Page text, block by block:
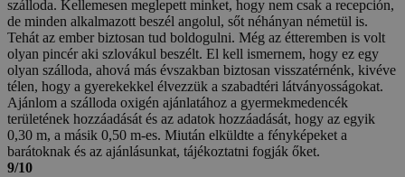
szálloda. Kellemesen meglepett minket, hogy nem csak a recepción,
de minden alkalmazott beszél angolul, sőt néhányan németül is.
Tehát az ember biztosan tud boldogulni. Még az étteremben is volt
olyan pincér aki szlovákul beszélt. El kell ismernem, hogy ez egy
olyan szálloda, ahová más évszakban biztosan visszatérnénk, kivéve
télen, hogy a gyerekekkel élvezzük a szabadtéri látványosságokat.
Ajánlom a szálloda oxigén ajánlatához a gyermekmedencék
területének hozzáadását és az adatok hozzáadását, hogy az egyik
0,30 m, a másik 0,50 m-es. Miután elküldte a fényképeket a
barátoknak és az ajánlásunkat, tájékoztatni fogják őket.
9/10